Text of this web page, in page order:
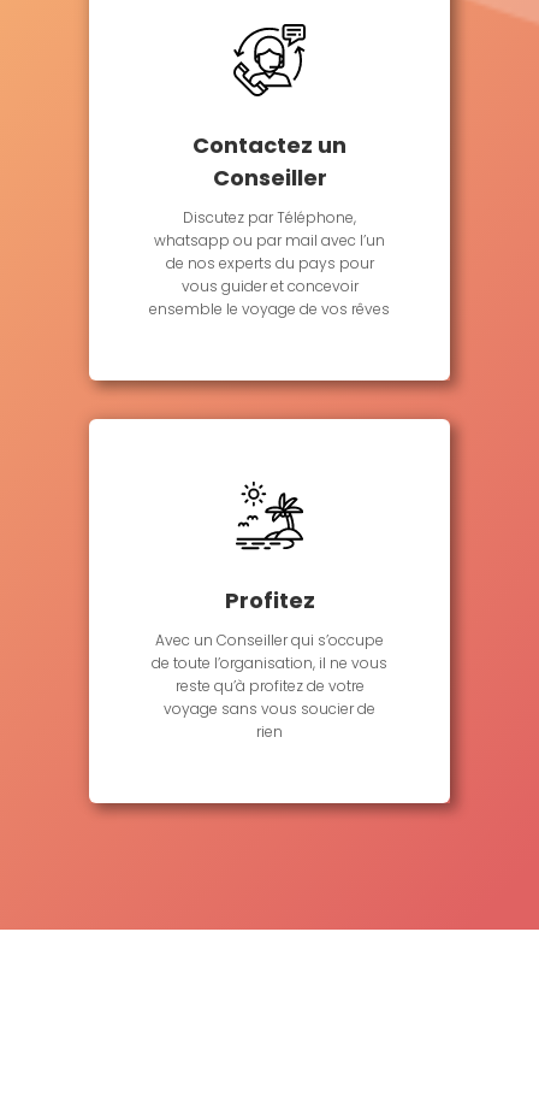
Contactez un
Conseiller
Discutez par Téléphone,
whatsapp ou par mail avec l’un
de nos experts du pays pour
vous guider et concevoir
ensemble le voyage de vos rêves
Profitez
Avec un Conseiller qui s’occupe
de toute l’organisation, il ne vous
reste qu’à profitez de votre
voyage sans vous soucier de
rien